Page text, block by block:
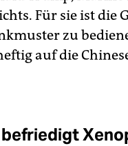
Für sie ist die
zu
auf die